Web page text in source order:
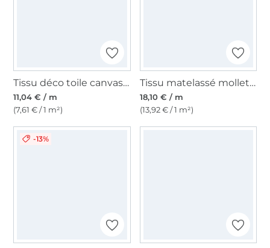
Tissu déco toile canvas uni, taupe
11,04 € / m
(7,61 € / 1 m²)
Tissu matelassé molletonné double face Enjoy Copper Coast Circle Flowers, bleu foncé
18,10 € / m
(13,92 € / 1 m²)
-13%